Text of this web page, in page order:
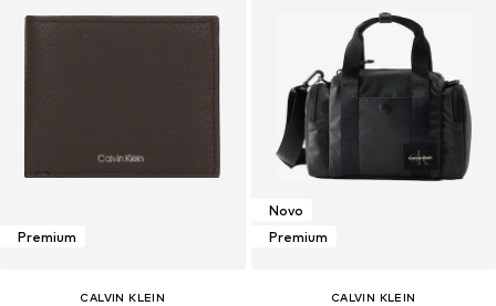
Premium
CALVIN KLEIN
Novo
Premium
CALVIN KLEIN